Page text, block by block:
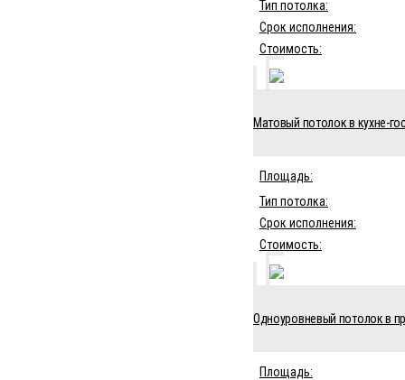
Тип потолка:
Срок исполнения:
Стоимость:
Матовый потолок в кухне-
Площадь:
Тип потолка:
Срок исполнения:
Стоимость:
Одноуровневый потолок в
Площадь: